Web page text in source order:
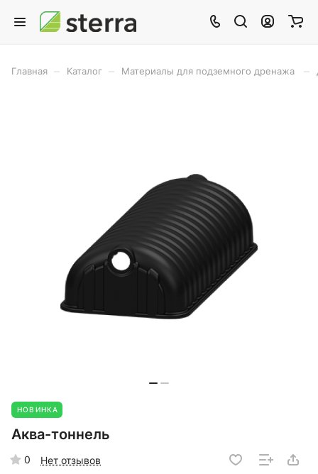
Главная Каталог Материалы для подземного дренажа
НОВИНКА
Аква-тоннель
0 Нет отзывов